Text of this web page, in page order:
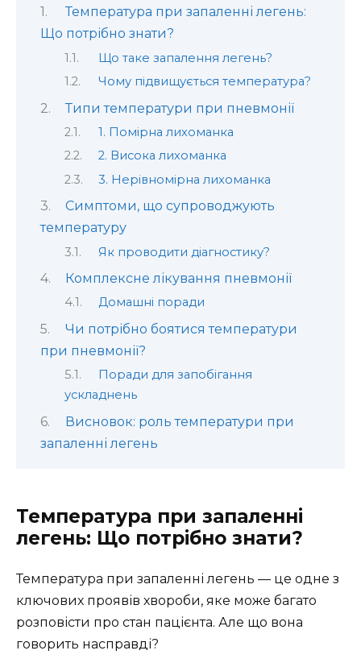
Температура при запаленні легень:
Що потрібно знати?
Що таке запалення легень?
Чому підвищується температура?
Типи температури при пневмонії
1. Помірна лихоманка
2. Висока лихоманка
3. Нерівномірна лихоманка
Симптоми, що супроводжують
температуру
Як проводити діагностику?
Комплексне лікування пневмонії
Домашні поради
Чи потрібно боятися температури
при пневмонії?
Поради для запобігання
ускладнень
Висновок: роль температури при
запаленні легень
Температура при запаленні
легень: Що потрібно знати?
Температура при запаленні легень — це одне з
ключових проявів хвороби, яке може багато
розповісти про стан пацієнта. Але що вона
говорить насправді?